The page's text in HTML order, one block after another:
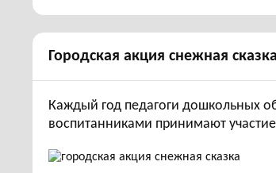
городская акция снежная сказка
Каждый год педагоги дошкольных
воспитанниками принимают